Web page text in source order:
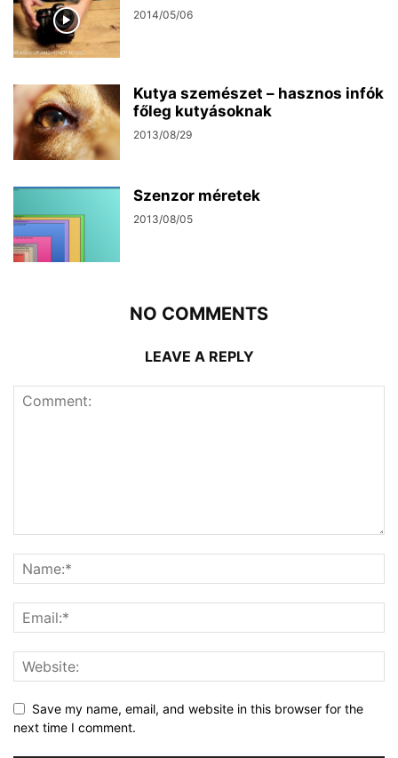
2014/05/06
Kutya szemészet – hasznos infók
főleg kutyásoknak
2013/08/29
Szenzor méretek
2013/08/05
NO COMMENTS
LEAVE A REPLY
Save my name, email, and website in this browser for the
next time I comment.